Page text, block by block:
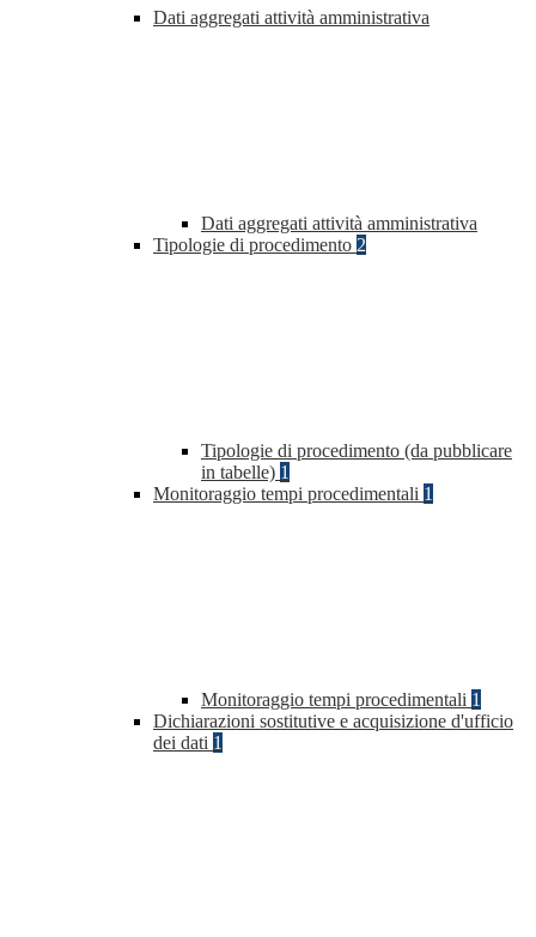
Dati aggregati attività amministrativa
Dati aggregati attività amministrativa
Tipologie di procedimento 2
Tipologie di procedimento (da pubblicare
in tabelle) 1
Monitoraggio tempi procedimentali 1
Monitoraggio tempi procedimentali 1
Dichiarazioni sostitutive e acquisizione d'ufficio
dei dati 1